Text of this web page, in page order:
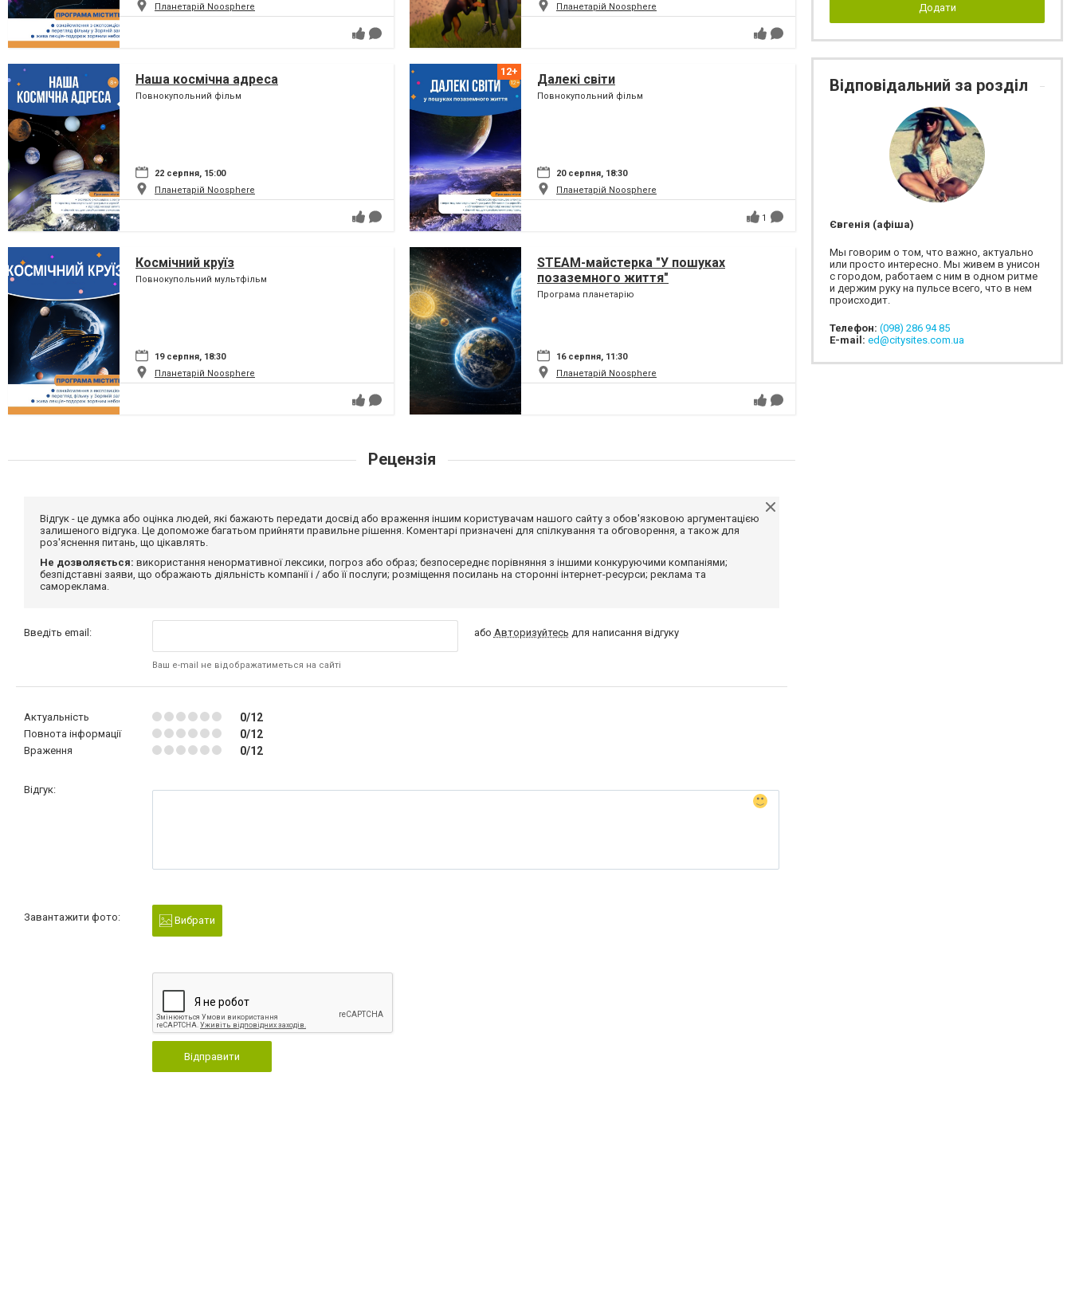
Планетарій Noosphere
Планетарій Noosphere
Наша космічна адреса
Повнокупольний фільм
22 серпня, 15:00
Планетарій Noosphere
Далекі світи
Повнокупольний фільм
20 серпня, 18:30
Планетарій Noosphere
1
Космічний круїз
Повнокупольний мультфільм
19 серпня, 18:30
Планетарій Noosphere
STEAM-майстерка "У пошуках
позаземного життя"
Програма планетарію
16 серпня, 11:30
Планетарій Noosphere
Рецензія
Відгук - це думка або оцінка людей, які бажають передати досвід або враження іншим користувачам нашого сайту з обов'язковою аргументацією
залишеного відгука. Це допоможе багатьом прийняти правильне рішення. Коментарі призначені для спілкування та обговорення, а також для
роз'яснення питань, що цікавлять.
Не дозволяється: використання ненормативної лексики, погроз або образ; безпосереднє порівняння з іншими конкуруючими компаніями;
безпідставні заяви, що ображають діяльність компанії і / або її послуги; розміщення посилань на сторонні інтернет-ресурси; реклама та
самореклама.
Введіть email:
Ваш e-mail не відображатиметься на сайті
або Авторизуйтесь для написання відгуку
Актуальність 0/12
Повнота інформації 0/12
Враження 0/12
Відгук:
Завантажити фото: Вибрати
Відправити
Додати
Відповідальний за розділ
Євгенія (афіша)
Мы говорим о том, что важно, актуально
или просто интересно. Мы живем в унисон
с городом, работаем с ним в одном ритме
и держим руку на пульсе всего, что в нем
происходит.
Телефон: (098) 286 94 85
E-mail: ed@citysites.com.ua